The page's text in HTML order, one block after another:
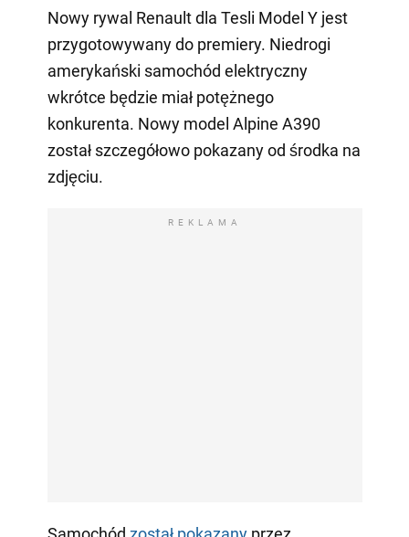
Nowy rywal Renault dla Tesli Model Y jest
przygotowywany do premiery. Niedrogi
amerykański samochód elektryczny
wkrótce będzie miał potężnego
konkurenta. Nowy model Alpine A390
został szczegółowo pokazany od środka na
zdjęciu.
REKLAMA